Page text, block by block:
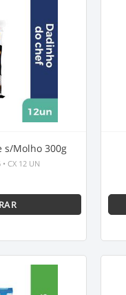
s/Molho 300g
•CX 12 UN